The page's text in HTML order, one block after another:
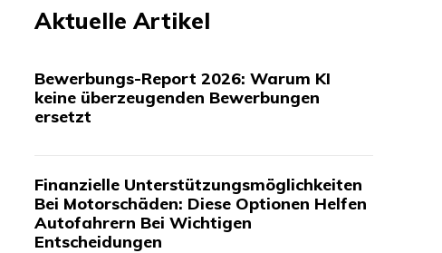
Aktuelle Artikel
Bewerbungs-Report 2026: Warum KI
keine überzeugenden Bewerbungen
ersetzt
Finanzielle Unterstützungsmöglichkeiten
Bei Motorschäden: Diese Optionen Helfen
Autofahrern Bei Wichtigen
Entscheidungen